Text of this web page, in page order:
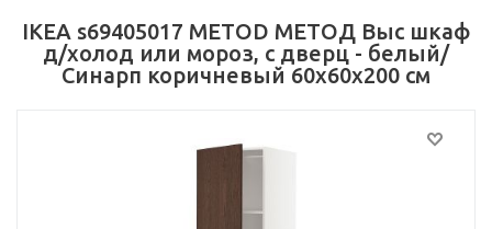
IKEA s69405017 METOD МЕТОД Выс шкаф
д/холод или мороз, с дверц - белый/
Синарп коричневый 60x60x200 см